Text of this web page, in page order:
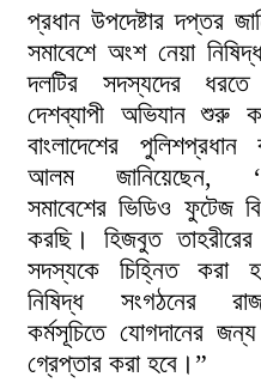
প্রধান উপদেষ্টার দপ্তর
সমাবেশে অংশ নেয়া
দলটির সদস্যদের
দেশব্যাপী অভিযান শুরু
বাংলাদেশের পুলিশপ্রধান
আলম জানিয়েছেন,
সমাবেশের ভিডিও ফুটেজ
করছি। হিজবুত
সদস্যকে চিহ্নিত করা
নিষিদ্ধ সংগঠনের
কর্মসূচিতে যোগদানের
গ্রেপ্তার করা হবে।”